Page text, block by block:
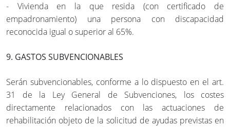
- Vivienda en la que resida (con certificado de
empadronamiento) una persona con discapacidad
reconocida igual o superior al 65%.
9. GASTOS SUBVENCIONABLES
Serán subvencionables, conforme a lo dispuesto en el art.
31 de la Ley General de Subvenciones, los costes
directamente relacionados con las actuaciones de
rehabilitación objeto de la solicitud de ayudas previstas en